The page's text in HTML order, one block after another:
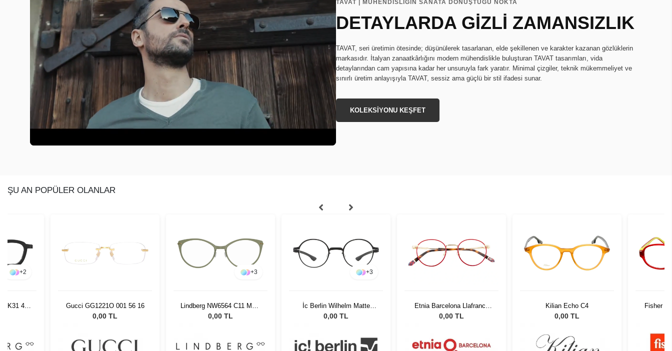
TAVAT | MÜHENDİSLİĞİN SANATA DÖNÜŞTÜĞÜ NOKTA
DETAYLARDA GİZLİ ZAMANSIZLIK
TAVAT, seri üretimin ötesinde; düşünülerek tasarlanan, elde şekillenen ve karakter kazanan gözlüklerin
markasıdır. İtalyan zanaatkârlığını modern mühendislikle buluşturan TAVAT tasarımları, vida
detaylarından cam yapısına kadar her unsuruyla fark yaratır. Minimal çizgiler, teknik mükemmeliyet ve
sınırlı üretim anlayışıyla TAVAT, sessiz ama güçlü bir stil ifadesi sunar.
KOLEKSİYONU KEŞFET
ŞU AN POPÜLER OLANLAR
+2
AK31 45 Gucci GG1221O 001 56 16
0,00 TL
+3
Lindberg NW6564 C11 MGT
50
0,00 TL
+3
İc Berlin Wilhelm Matte
Black
0,00 TL
Etnia Barcelona Llafranch
RDGD 48
0,00 TL
Kilian Echo C4
0,00 TL
Fisher